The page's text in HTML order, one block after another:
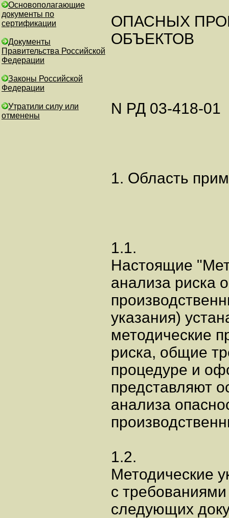
Основополагающие
документы по
сертификации
Документы
Правительства Российской
Федерации
Законы Российской
Федерации
Утратили силу или
отменены
ОПАСНЫХ
ОБЪЕКТОВ
N РД 03-418-01
1. Область
1.1.
Настоящие
анализа риска
указания)
методические
риска, общие
процедуре и
представляют
анализа
1.2.
Методические
с
следующих